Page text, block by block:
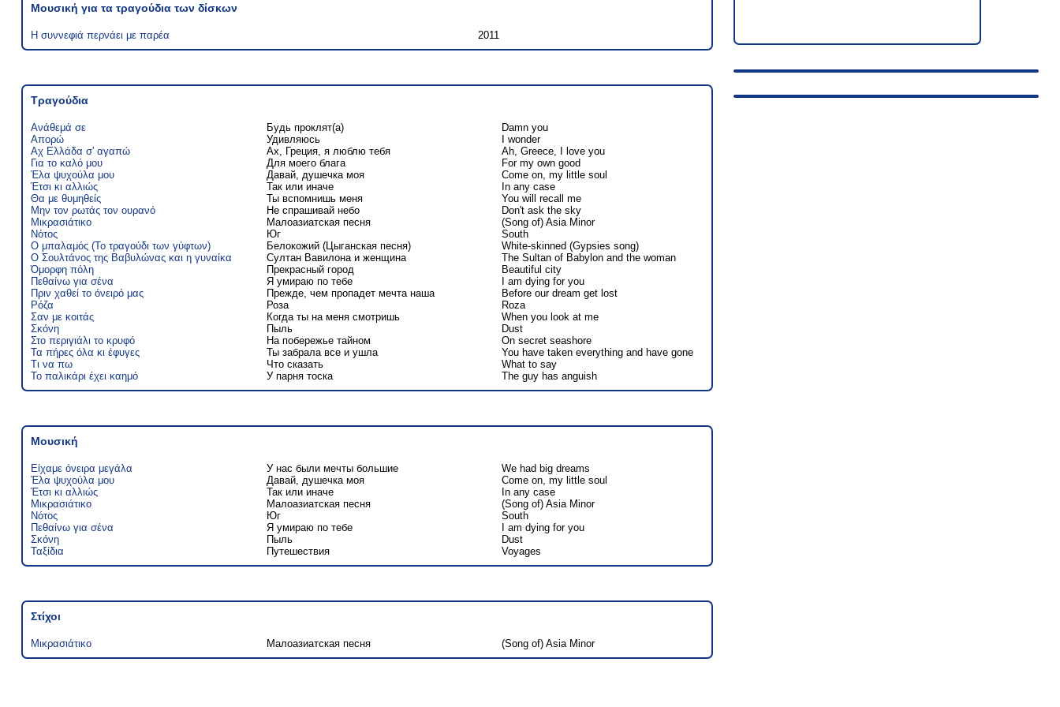
Μουσική για τα τραγούδια των δίσκων
Η συννεφιά περνάει με παρέα 2011
Τραγούδια
Ανάθεμά σε Будь проклят(а)
Damn you
Απορώ
Удивляюсь
I wonder
Αχ Ελλάδα σ' αγαπώ
Ах, Греция, я люблю тебя
Ah, Greece, I love you
Για το καλό μου
Для моего блага
For my own good
Έλα ψυχούλα μου
Давай, душечка моя
Come on, my little soul
Έτσι κι αλλιώς
Так или иначе
In any case
Θα με θυμηθείς
Ты вспомнишь меня
You will recall me
Μην τον ρωτάς τον ουρανό
Не спрашивай небо
Don't ask the sky
Μικρασιάτικο
Малоазиатская песня
(Song of) Asia Minor
Νότος
Юг
South
Ο μπαλαμός (Το τραγούδι των γύφτων)
Белокожий (Цыганская песня)
White-skinned (Gypsies song)
Ο Σουλτάνος της Βαβυλώνας και η γυναίκα
Султан Вавилона и женщина
The Sultan of Babylon and the woman
Όμορφη πόλη
Прекрасный город
Beautiful city
Πεθαίνω για σένα
Я умираю по тебе
I am dying for you
Πριν χαθεί το όνειρό μας
Прежде, чем пропадет мечта наша
Before our dream get lost
Ρόζα
Роза
Roza
Σαν με κοιτάς
Когда ты на меня смотришь
When you look at me
Σκόνη
Пыль
Dust
Στο περιγιάλι το κρυφό
На побережье тайном
On secret seashore
Τα πήρες όλα κι έφυγες
Ты забрала все и ушла
You have taken everything and have gone
Τι να πω
Что сказать
What to say
Το παλικάρι έχει καημό
У парня тоска The guy has anguish
Μουσική
Είχαμε όνειρα μεγάλα У нас были мечты большие
We had big dreams
Έλα ψυχούλα μου
Давай, душечка моя
Come on, my little soul
Έτσι κι αλλιώς
Так или иначе
In any case
Μικρασιάτικο
Малоазиатская песня
(Song of) Asia Minor
Νότος
Юг
South
Πεθαίνω για σένα
Я умираю по тебе
I am dying for you
Σκόνη
Пыль
Dust
Ταξίδια
Путешествия Voyages
Στίχοι
Μικρασιάτικο Малоазиатская песня (Song of) Asia Minor